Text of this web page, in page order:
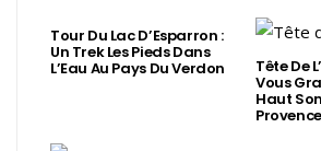
Tour Du Lac D’Esparron :
Un Trek Les Pieds Dans
L’Eau Au Pays Du Verdon Tête De
Vous
Haut